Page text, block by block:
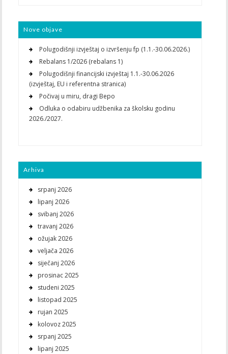
Nove objave
Polugodišnji izvještaj o izvršenju fp (1.1.-30.06.2026.)
Rebalans 1/2026 (rebalans 1)
Polugodišnji financijski izvještaj 1.1.-30.06.2026
(izvještaj, EU i referentna stranica)
Počivaj u miru, dragi Bepo
Odluka o odabiru udžbenika za školsku godinu
2026./2027.
Arhiva
srpanj 2026
lipanj 2026
svibanj 2026
travanj 2026
ožujak 2026
veljača 2026
siječanj 2026
prosinac 2025
studeni 2025
listopad 2025
rujan 2025
kolovoz 2025
srpanj 2025
lipanj 2025